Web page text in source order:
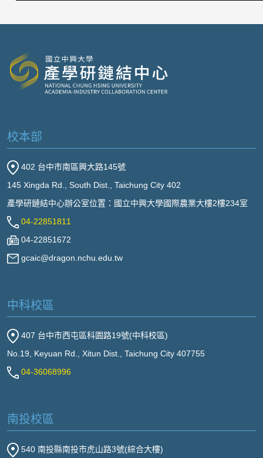
校本部
402 台中市南區興大路145號
145 Xingda Rd., South Dist., Taichung City 402
產學研鏈結中心辦公室位置：國立中興大學國際農業大樓2樓234室
04-22851811
04-22851672
gcaic@dragon.nchu.edu.tw
中科校區
407 台中市西屯區科園路19號(中科校區)
No.19, Keyuan Rd., Xitun Dist., Taichung City 407755
04-36068996
南投校區
540 南投縣南投市虎山路3號(綜合大樓)